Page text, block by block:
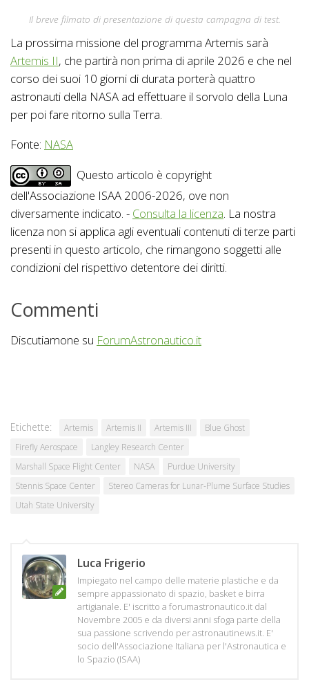
Il breve filmato di presentazione di questa campagna di test.
La prossima missione del programma Artemis sarà
Artemis II, che partirà non prima di aprile 2026 e che nel
corso dei suoi 10 giorni di durata porterà quattro
astronauti della NASA ad effettuare il sorvolo della Luna
per poi fare ritorno sulla Terra.
Fonte: NASA
Questo articolo è copyright
dell'Associazione ISAA 2006-2026, ove non
diversamente indicato. - Consulta la licenza . La nostra
licenza non si applica agli eventuali contenuti di terze parti
presenti in questo articolo, che rimangono soggetti alle
condizioni del rispettivo detentore dei diritti.
Commenti
Discutiamone su ForumAstronautico.it
Etichette: Artemis Artemis II Artemis III
Blue Ghost
Firefly Aerospace
Langley Research Center
Marshall Space Flight Center
NASA
Purdue University
Stennis Space Center
Stereo Cameras for Lunar-Plume Surface Studies
Utah State University
Luca Frigerio
Impiegato nel campo delle materie plastiche e da
sempre appassionato di spazio, basket e birra
artigianale. E' iscritto a forumastronautico.it dal
Novembre 2005 e da diversi anni sfoga parte della
sua passione scrivendo per astronautinews.it. E'
socio dell'Associazione Italiana per l'Astronautica e
lo Spazio (ISAA)